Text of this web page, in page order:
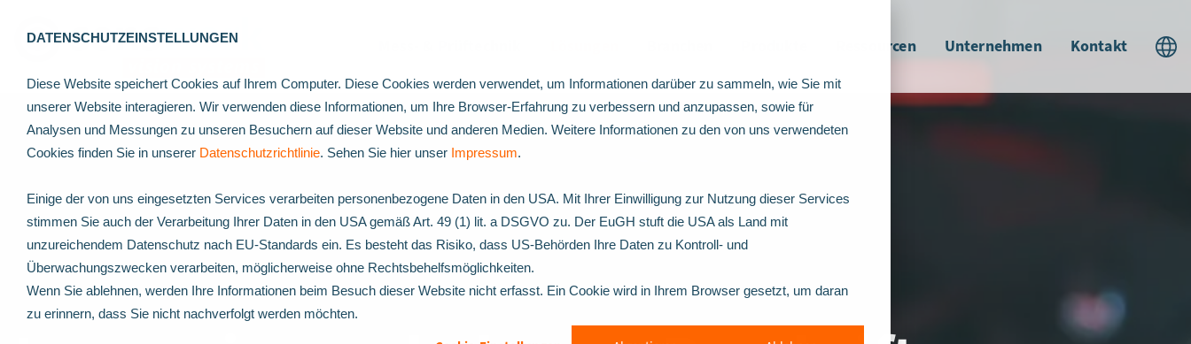
DATENSCHUTZEINSTELLUNGEN
Diese Website speichert Cookies auf Ihrem Computer. Diese Cookies werden verwendet, um Informationen darüber zu sammeln, wie Sie mit
unserer Website interagieren. Wir verwenden diese Informationen, um Ihre Browser-Erfahrung zu verbessern und anzupassen, sowie für
Analysen und Messungen zu unseren Besuchern auf dieser Website und anderen Medien. Weitere Informationen zu den von uns verwendeten
Cookies finden Sie in unserer Datenschutzrichtlinie. Sehen Sie hier unser Impressum.
Einige der von uns eingesetzten Services verarbeiten personenbezogene Daten in den USA. Mit Ihrer Einwilligung zur Nutzung dieser Services
stimmen Sie auch der Verarbeitung Ihrer Daten in den USA gemäß Art. 49 (1) lit. a DSGVO zu. Der EuGH stuft die USA als Land mit
unzureichendem Datenschutz nach EU-Standards ein. Es besteht das Risiko, dass US-Behörden Ihre Daten zu Kontroll- und
Überwachungszwecken verarbeiten, möglicherweise ohne Rechtsbehelfsmöglichkeiten.
Wenn Sie ablehnen, werden Ihre Informationen beim Besuch dieser Website nicht erfasst. Ein Cookie wird in Ihrem Browser gesetzt, um daran
zu erinnern, dass Sie nicht nachverfolgt werden möchten.
Ressourcen Unternehmen Kontakt